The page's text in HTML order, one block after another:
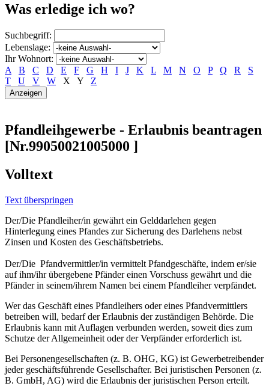
Was erledige ich wo?
Suchbegriff:
Lebenslage:
Ihr Wohnort:
A
B C D E F G H I J K L M N O P Q R
S
T
U V W X Y Z
Pfandleihgewerbe - Erlaubnis beantragen
[Nr.99050021005000 ]
Volltext
Text überspringen
Der/Die Pfandleiher/in gewährt ein Gelddarlehen gegen
Hinterlegung eines Pfandes zur Sicherung des Darlehens nebst
Zinsen und Kosten des Geschäftsbetriebs.
Der/Die Pfandvermittler/in vermittelt Pfandgeschäfte, indem er/sie
auf ihm/ihr übergebene Pfänder einen Vorschuss gewährt und die
Pfänder in seinem/ihrem Namen bei einem Pfandleiher verpfändet.
Wer das Geschäft eines Pfandleihers oder eines Pfandvermittlers
betreiben will, bedarf der Erlaubnis der zuständigen Behörde. Die
Erlaubnis kann mit Auflagen verbunden werden, soweit dies zum
Schutze der Allgemeinheit oder der Verpfänder erforderlich ist.
Bei Personengesellschaften (z. B. OHG, KG) ist Gewerbetreibender
jeder geschäftsführende Gesellschafter. Bei juristischen Personen (z.
B. GmbH, AG) wird die Erlaubnis der juristischen Person erteilt.